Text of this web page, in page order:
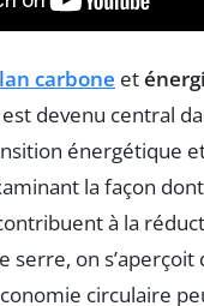
carbone et
est devenu central
énergétique
la façon
à la
serre, on s’aperçoit
circulaire